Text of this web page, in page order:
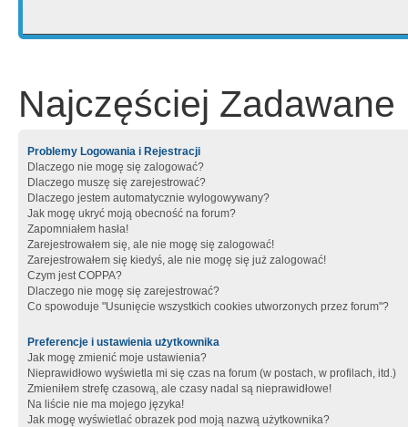
Najczęściej Zadawane
Problemy Logowania i Rejestracji
Dlaczego nie mogę się zalogować?
Dlaczego muszę się zarejestrować?
Dlaczego jestem automatycznie wylogowywany?
Jak mogę ukryć moją obecność na forum?
Zapomniałem hasła!
Zarejestrowałem się, ale nie mogę się zalogować!
Zarejestrowałem się kiedyś, ale nie mogę się już zalogować!
Czym jest COPPA?
Dlaczego nie mogę się zarejestrować?
Co spowoduje "Usunięcie wszystkich cookies utworzonych przez forum"?
Preferencje i ustawienia użytkownika
Jak mogę zmienić moje ustawienia?
Nieprawidłowo wyświetla mi się czas na forum (w postach, w profilach, itd.)
Zmieniłem strefę czasową, ale czasy nadal są nieprawidłowe!
Na liście nie ma mojego języka!
Jak mogę wyświetlać obrazek pod moją nazwą użytkownika?